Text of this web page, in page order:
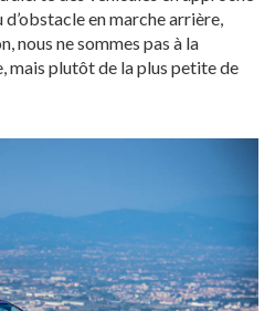
en marche arrière,
nous ne sommes pas à la
mais plutôt de la plus petite de